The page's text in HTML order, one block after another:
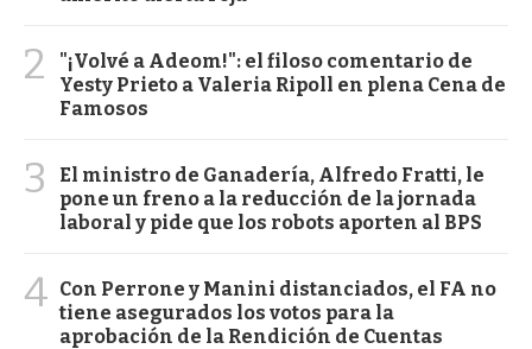
2
"¡Volvé a Adeom!": el filoso comentario de
Yesty Prieto a Valeria Ripoll en plena Cena de
Famosos
3
El ministro de Ganadería, Alfredo Fratti, le
pone un freno a la reducción de la jornada
laboral y pide que los robots aporten al BPS
4 Con Perrone y Manini distanciados, el FA no
tiene asegurados los votos para la
aprobación de la Rendición de Cuentas